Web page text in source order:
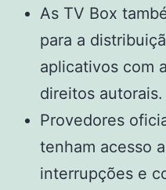
As TV Box
para a
aplicativos com
direitos autorais.
Provedores
tenham acesso
interrupções e